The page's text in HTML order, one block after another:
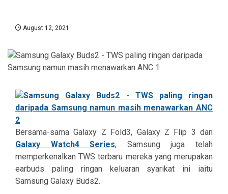
August 12, 2021
Bersama-sama Galaxy Z Fold3, Galaxy Z Flip 3 dan
Galaxy Watch4 Series, Samsung juga telah
memperkenalkan TWS terbaru mereka yang merupakan
earbuds paling ringan keluaran syarikat ini iaitu
Samsung Galaxy Buds2.